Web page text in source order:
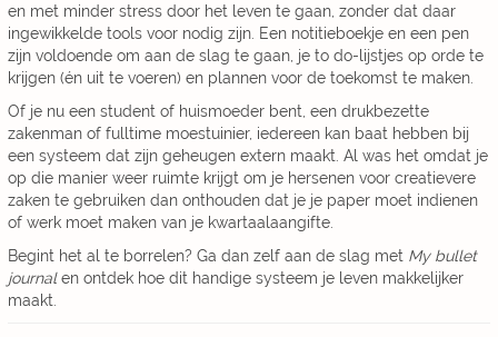
en met minder stress door het leven te gaan, zonder dat daar
ingewikkelde tools voor nodig zijn. Een notitieboekje en een pen
zijn voldoende om aan de slag te gaan, je to do-lijstjes op orde te
krijgen (én uit te voeren) en plannen voor de toekomst te maken.
Of je nu een student of huismoeder bent, een drukbezette
zakenman of fulltime moestuinier, iedereen kan baat hebben bij
een systeem dat zijn geheugen extern maakt. Al was het omdat je
op die manier weer ruimte krijgt om je hersenen voor creatievere
zaken te gebruiken dan onthouden dat je je paper moet indienen
of werk moet maken van je kwartaalaangifte.
Begint het al te borrelen? Ga dan zelf aan de slag met My bullet
journalen ontdek hoe dit handige systeem je leven makkelijker
maakt.